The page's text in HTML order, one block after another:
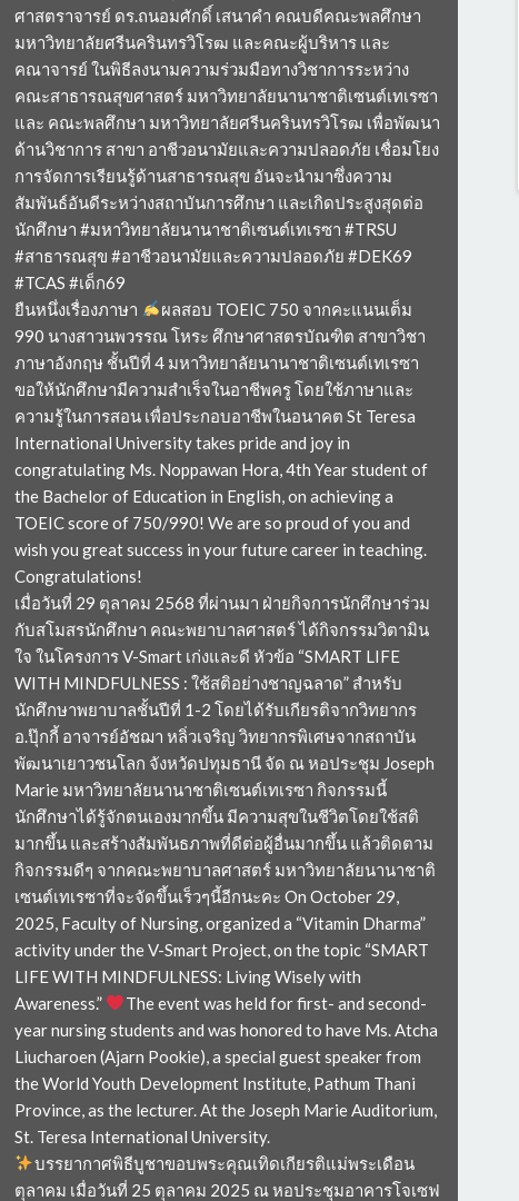
ศาสตราจารย์ ดร.ถนอมศักดิ์ เสนาคำ คณบดีคณะพลศึกษา
มหาวิทยาลัยศรีนครินทรวิโรฒ และคณะผู้บริหาร และ
คณาจารย์ ในพิธีลงนามความร่วมมือทางวิชาการระหว่าง
คณะสาธารณสุขศาสตร์ มหาวิทยาลัยนานาชาติเซนต์เทเรซา
และ คณะพลศึกษา มหาวิทยาลัยศรีนครินทรวิโรฒ เพื่อพัฒนา
ด้านวิชาการ สาขา อาชีวอนามัยและความปลอดภัย เชื่อมโยง
การจัดการเรียนรู้ด้านสาธารณสุข อันจะนำมาซึ่งความ
สัมพันธ์อันดีระหว่างสถาบันการศึกษา และเกิดประสูงสุดต่อ
นักศึกษา #มหาวิทยาลัยนานาชาติเซนต์เทเรซา #TRSU
#สาธารณสุข #อาชีวอนามัยและความปลอดภัย #DEK69
#TCAS #เด็ก69
ยืนหนึ่งเรื่องภาษา
ผลสอบ TOEIC 750 จากคะแนนเต็ม
990 นางสาวนพวรรณ โหระ ศึกษาศาสตรบัณฑิต สาขาวิชา
ภาษาอังกฤษ ชั้นปีที่ 4 มหาวิทยาลัยนานาชาติเซนต์เทเรซา
ขอให้นักศึกษามีความสำเร็จในอาชีพครู โดยใช้ภาษาและ
ความรู้ในการสอน เพื่อประกอบอาชีพในอนาคต St Teresa
International University takes pride and joy in
congratulating Ms. Noppawan Hora, 4th Year student of
the Bachelor of Education in English, on achieving a
TOEIC score of 750/990! We are so proud of you and
wish you great success in your future career in teaching.
Congratulations!
เมื่อวันที่ 29 ตุลาคม 2568 ที่ผ่านมา ฝ่ายกิจการนักศึกษาร่วม
กับสโมสรนักศึกษา คณะพยาบาลศาสตร์ ได้กิจกรรมวิตามิน
ใจ ในโครงการ V-Smart เก่งและดี หัวข้อ “SMART LIFE
WITH MINDFULNESS : ใช้สติอย่างชาญฉลาด” สำหรับ
นักศึกษาพยาบาลชั้นปีที่ 1-2 โดยได้รับเกียรติจากวิทยากร
อ.ปุ๊กกี้ อาจารย์อัชฌา หลิ่วเจริญ วิทยากรพิเศษจากสถาบัน
พัฒนาเยาวชนโลก จังหวัดปทุมธานี จัด ณ หอประชุม Joseph
Marie มหาวิทยาลัยนานาชาติเซนต์เทเรซา กิจกรรมนี้
นักศึกษาได้รู้จักตนเองมากขึ้น มีความสุขในชีวิตโดยใช้สติ
มากขึ้น และสร้างสัมพันธภาพที่ดีต่อผู้อื่นมากขึ้น แล้วติดตาม
กิจกรรมดีๆ จากคณะพยาบาลศาสตร์ มหาวิทยาลัยนานาชาติ
เซนต์เทเรซาที่จะจัดขึ้นเร็วๆนี้อีกนะคะ On October 29,
2025, Faculty of Nursing, organized a “Vitamin Dharma”
activity under the V-Smart Project, on the topic “SMART
LIFE WITH MINDFULNESS: Living Wisely with
Awareness.”
The event was held for first- and second-
year nursing students and was honored to have Ms. Atcha
Liucharoen (Ajarn Pookie), a special guest speaker from
the World Youth Development Institute, Pathum Thani
Province, as the lecturer. At the Joseph Marie Auditorium,
St. Teresa International University.
บรรยากาศพิธีบูชาขอบพระคุณเทิดเกียรติแม่พระเดือน
ตุลาคม เมื่อวันที่ 25 ตุลาคม 2025 ณ หอประชุมอาคารโจเซฟ